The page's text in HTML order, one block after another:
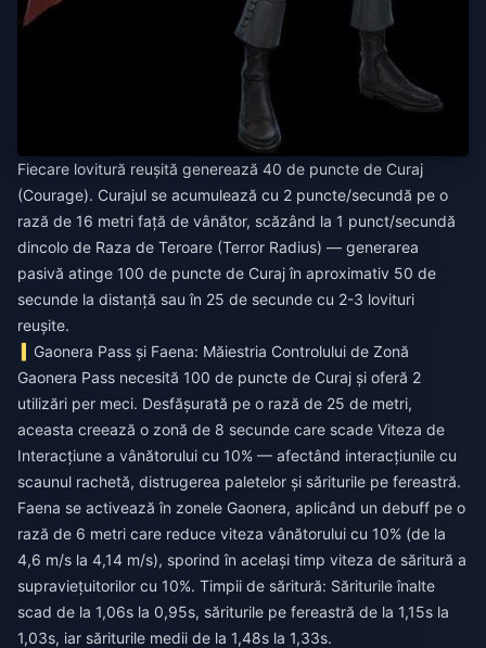
Fiecare lovitură reușită generează 40 de puncte de Curaj
(Courage). Curajul se acumulează cu 2 puncte/secundă pe o
rază de 16 metri față de vânător, scăzând la 1 punct/secundă
dincolo de Raza de Teroare (Terror Radius) — generarea
pasivă atinge 100 de puncte de Curaj în aproximativ 50 de
secunde la distanță sau în 25 de secunde cu 2-3 lovituri
reușite.
Gaonera Pass și Faena: Măiestria Controlului de Zonă
Gaonera Pass necesită 100 de puncte de Curaj și oferă 2
utilizări per meci. Desfășurată pe o rază de 25 de metri,
aceasta creează o zonă de 8 secunde care scade Viteza de
Interacțiune a vânătorului cu 10% — afectând interacțiunile cu
scaunul rachetă, distrugerea paletelor și săriturile pe fereastră.
Faena se activează în zonele Gaonera, aplicând un debuff pe o
rază de 6 metri care reduce viteza vânătorului cu 10% (de la
4,6 m/s la 4,14 m/s), sporind în același timp viteza de săritură a
supraviețuitorilor cu 10%. Timpii de săritură: Săriturile înalte
scad de la 1,06s la 0,95s, săriturile pe fereastră de la 1,15s la
1,03s, iar săriturile medii de la 1,48s la 1,33s.